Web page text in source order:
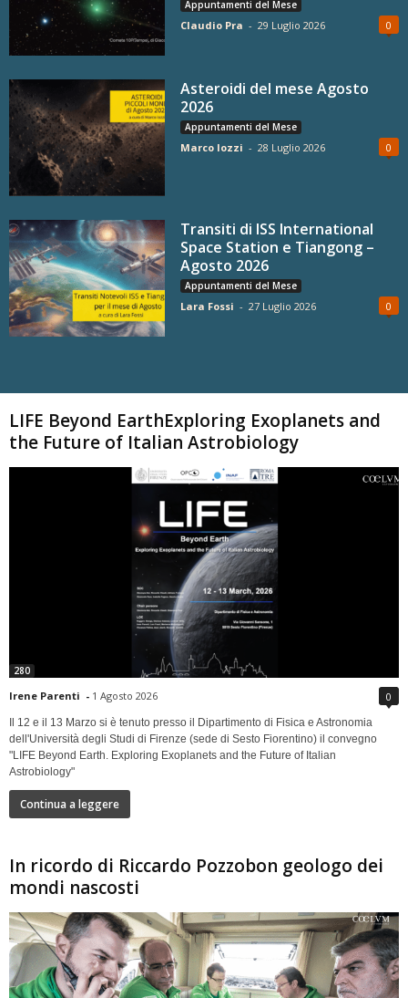
Appuntamenti del Mese
Claudio Pra - 29 Luglio 2026 0
Asteroidi del mese Agosto
2026
Appuntamenti del Mese
Marco Iozzi - 28 Luglio 2026 0
Transiti di ISS International
Space Station e Tiangong –
Agosto 2026
Appuntamenti del Mese
Lara Fossi - 27 Luglio 2026 0
LIFE Beyond EarthExploring Exoplanets and
the Future of Italian Astrobiology
280
Irene Parenti - 1 Agosto 2026 0
Il 12 e il 13 Marzo si è tenuto presso il Dipartimento di Fisica e Astronomia
dell'Università degli Studi di Firenze (sede di Sesto Fiorentino) il convegno
"LIFE Beyond Earth. Exploring Exoplanets and the Future of Italian
Astrobiology"
Continua a leggere
In ricordo di Riccardo Pozzobon geologo dei
mondi nascosti